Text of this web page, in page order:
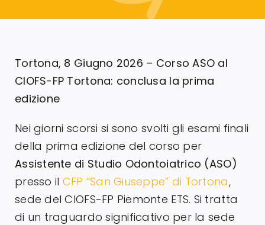
Servizi alle imprese
Richiedi informazioni
Tortona, 8 Giugno 2026 – Corso ASO al
CIOFS-FP Tortona: conclusa la prima
edizione
Nei giorni scorsi si sono svolti gli esami finali
della prima edizione del corso per
Assistente di Studio Odontoiatrico (ASO)
presso il CFP “San Giuseppe” di Tortona,
sede del CIOFS-FP Piemonte ETS. Si tratta
di un traguardo significativo per la sede